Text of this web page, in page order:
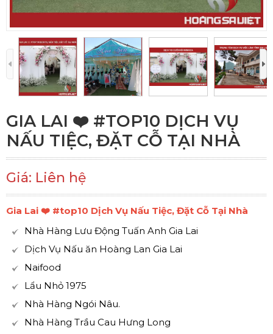
GIA LAI ❤️️ #TOP10 DỊCH VỤ
NẤU TIỆC, ĐẶT CỖ TẠI NHÀ
Giá: Liên hệ
Gia Lai ❤️️ #top10 Dịch Vụ Nấu Tiệc, Đặt Cỗ Tại Nhà
Nhà Hàng Lưu Động Tuấn Anh Gia Lai
Dịch Vụ Nấu ăn Hoàng Lan Gia Lai
Naifood
Lẩu Nhỏ 1975
Nhà Hàng Ngói Nâu.
Nhà Hàng Trầu Cau Hưng Long